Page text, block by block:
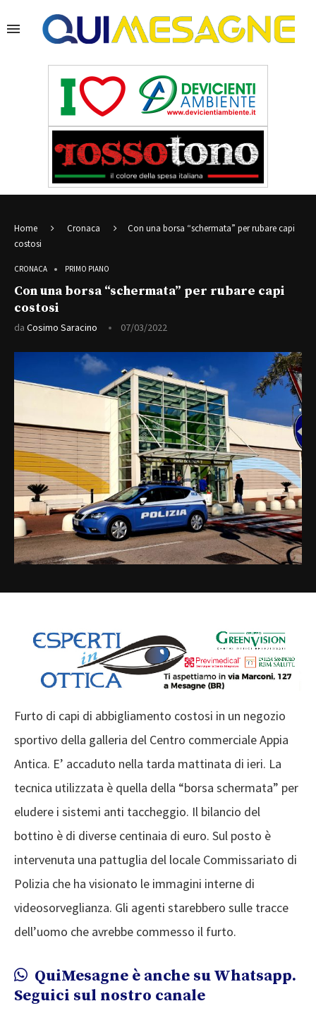
Home Cronaca
Con una borsa “schermata” per rubare capi
costosi
CRONACA PRIMO PIANO
Con una borsa “schermata” per rubare capi
costosi
da Cosimo Saracino 07/03/2022
Furto di capi di abbigliamento costosi in un negozio
sportivo della galleria del Centro commerciale Appia
Antica. E’ accaduto nella tarda mattinata di ieri. La
tecnica utilizzata è quella della “borsa schermata” per
eludere i sistemi anti taccheggio. Il bilancio del
bottino è di diverse centinaia di euro. Sul posto è
intervenuta una pattuglia del locale Commissariato di
Polizia che ha visionato le immagini interne di
videosorveglianza. Gli agenti starebbero sulle tracce
dell’uomo che avrebbe commesso il furto.
QuiMesagne è anche su Whatsapp.
Seguici sul nostro canale